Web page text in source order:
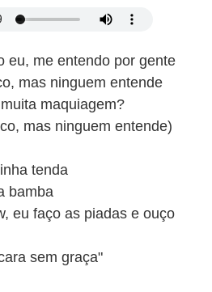
eu, me entendo por gente
mas ninguem entende
maquiagem?
mas ninguem entende)
tenda
bamba
eu faço as piadas e ouço
sem graça"